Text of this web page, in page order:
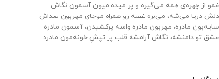
غمو از چهره‌ی همه می‌گیره و پر میده میون آسمون نگاش
دلش دریا می‌شه، می‌بره غصه رو همراه موجای مهربون صداش
سایه‌بون مادره، مهربون مادره واسه پرکشیدن، آسمون مادره
عشق تو دامنشه، نگاش آرامشه قلب پر تپشِ خونه‌مون مادره